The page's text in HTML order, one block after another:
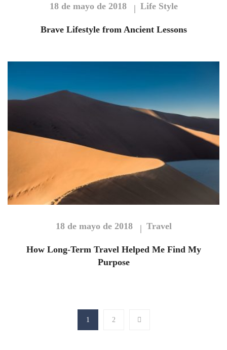
18 de mayo de 2018 Life Style
Brave Lifestyle from Ancient Lessons
18 de mayo de 2018 Travel
How Long-Term Travel Helped Me Find My
Purpose
1 2